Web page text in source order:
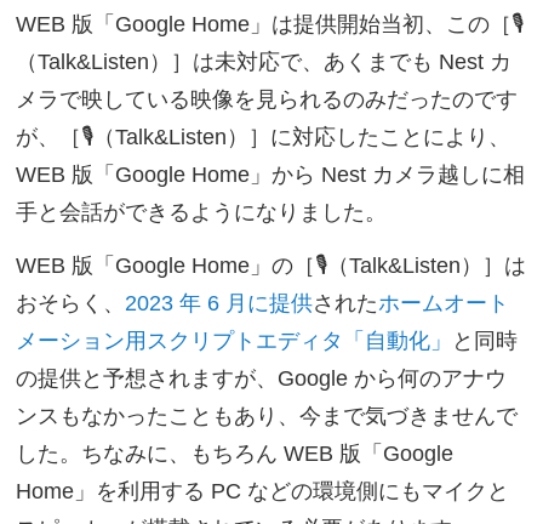
WEB 版「Google Home」は提供開始当初、この［🎙
（Talk&Listen）］は未対応で、あくまでも Nest カ
メラで映している映像を見られるのみだったのです
が、［🎙（Talk&Listen）］に対応したことにより、
WEB 版「Google Home」から Nest カメラ越しに相
手と会話ができるようになりました。
WEB 版「Google Home」の［🎙（Talk&Listen）］は
おそらく、 2023 年 6 月に提供されたホームオート
メーション用スクリプトエディタ「自動化」
と同時
の提供と予想されますが、Google から何のアナウ
ンスもなかったこともあり、今まで気づきませんで
した。ちなみに、もちろん WEB 版「Google
Home」を利用する PC などの環境側にもマイクと